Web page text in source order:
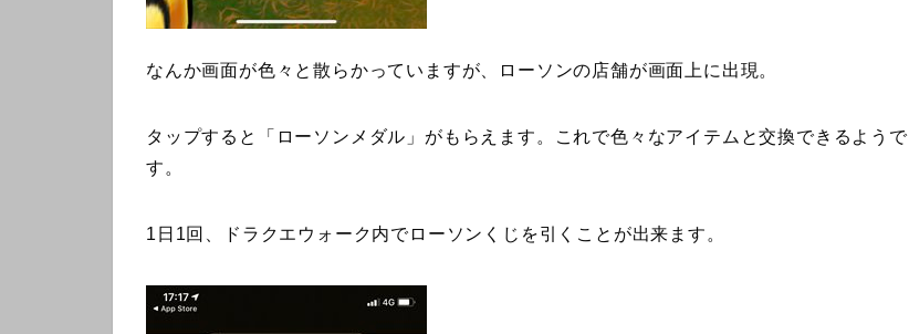
なんか画面が色々と散らかっていますが、ローソンの店舗が画面上に出現。
タップすると「ローソンメダル」がもらえます。これで色々なアイテムと交換できるようで
す。
1日1回、ドラクエウォーク内でローソンくじを引くことが出来ます。